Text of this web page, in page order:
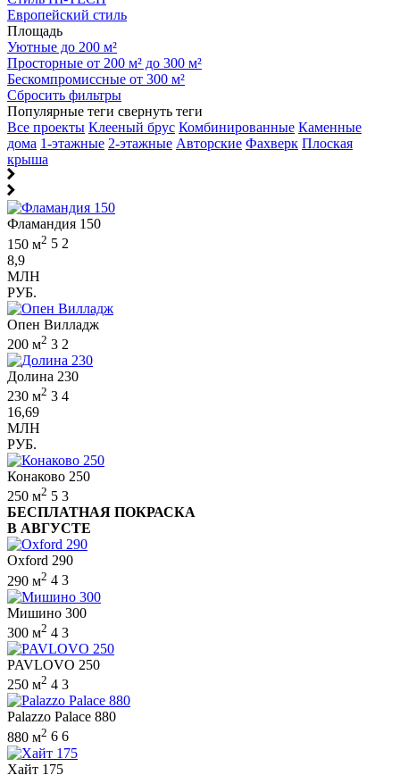
Европейский стиль
Площадь
Уютные до 200 м²
Просторные от 200 м² до 300 м²
Бескомпромиссные от 300 м²
Сбросить фильтры
Популярные теги свернуть теги
Все проекты Клееный брус Комбинированные Каменные
дома 1-этажные 2-этажные Авторские Фахверк Плоская
крыша
Фламандия 150
150 м2 5 2
8,9
МЛН
РУБ.
Опен Вилладж
200 м2 3 2
Долина 230
230 м2 3 4
16,69
МЛН
РУБ.
Конаково 250
250 м2 5 3
БЕСПЛАТНАЯ ПОКРАСКА
В АВГУСТЕ
Oxford 290
290 м2 4 3
Мишино 300
300 м2 4 3
PAVLOVO 250
250 м2 4 3
Palazzo Palace 880
880 м2 6 6
Хайт 175